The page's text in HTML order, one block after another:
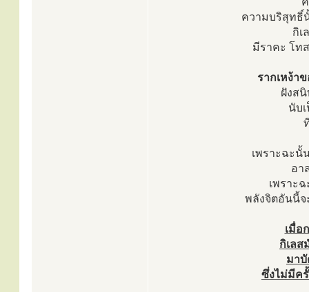
ความบริสุทธิ์
กิเ
มีราคะ โท
รากเหง้า
ฝังส
นับ
เพราะฉะนั้
อา
เพราะ
พลังจิตอันนี้จ
เมื่อ
กิเลส
มาบั
ซึ่งไม่มีค